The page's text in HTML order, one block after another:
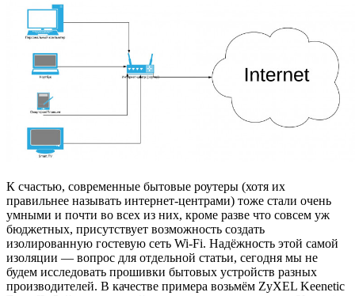
К счастью, современные бытовые роутеры (хотя их
правильнее называть интернет-центрами) тоже стали очень
умными и почти во всех из них, кроме разве что совсем уж
бюджетных, присутствует возможность создать
изолированную гостевую сеть Wi-Fi. Надёжность этой самой
изоляции — вопрос для отдельной статьи, сегодня мы не
будем исследовать прошивки бытовых устройств разных
производителей. В качестве примера возьмём ZyXEL Keenetic